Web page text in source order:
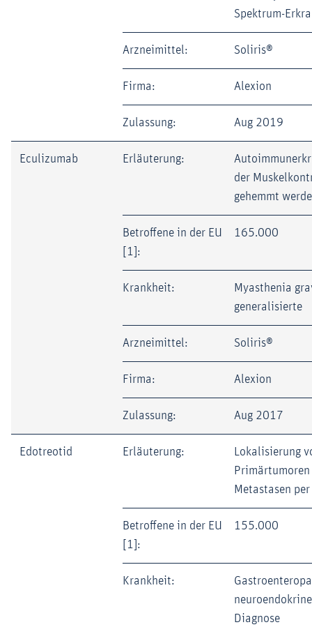
Spektrum-
Arzneimittel: Soliris®
Firma: Alexion
Zulassung: Aug 2019
Eculizumab Erläuterung:
der
gehemmt
Betroffene in der EU
[1]:
165.000
Krankheit:
Myasthenia
generalisierte
Arzneimittel: Soliris®
Firma: Alexion
Zulassung: Aug 2017
Edotreotid Erläuterung:
Lokalisierung
Metastasen per
Betroffene in der EU
[1]:
155.000
Krankheit:
Diagnose